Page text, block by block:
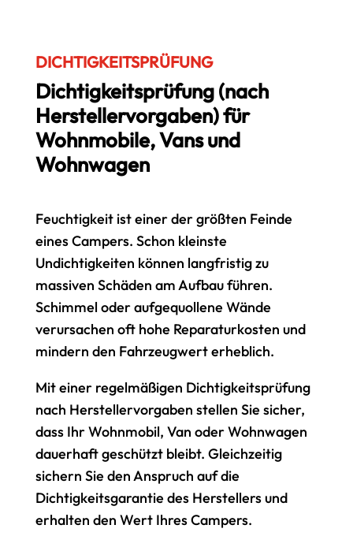
DICHTIGKEITSPRÜFUNG
Dichtigkeitsprüfung (nach
Herstellervorgaben) für
Wohnmobile, Vans und
Wohnwagen
Feuchtigkeit ist einer der größten Feinde
eines Campers. Schon kleinste
Undichtigkeiten können langfristig zu
massiven Schäden am Aufbau führen.
Schimmel oder aufgequollene Wände
verursachen oft hohe Reparaturkosten und
mindern den Fahrzeugwert erheblich.
Mit einer regelmäßigen Dichtigkeitsprüfung
nach Herstellervorgaben stellen Sie sicher,
dass Ihr Wohnmobil, Van oder Wohnwagen
dauerhaft geschützt bleibt. Gleichzeitig
sichern Sie den Anspruch auf die
Dichtigkeitsgarantie des Herstellers und
erhalten den Wert Ihres Campers.